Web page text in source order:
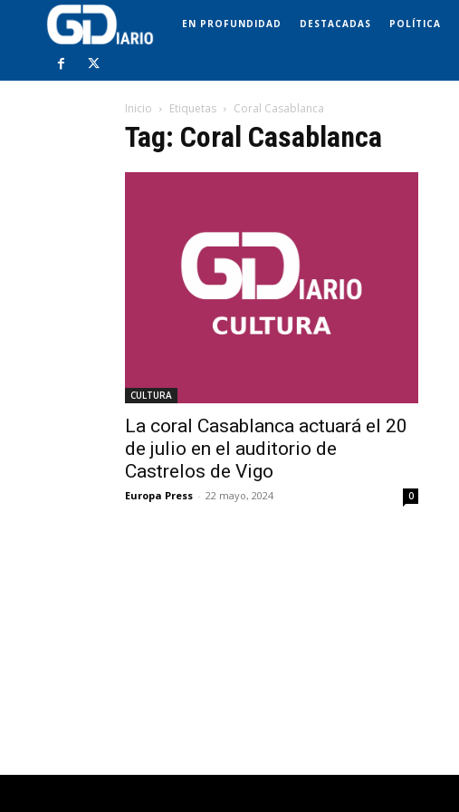
EN PROFUNDIDAD DESTACADAS POLÍTICA
Inicio Etiquetas Coral Casablanca
Tag: Coral Casablanca
CULTURA
La coral Casablanca actuará el 20
de julio en el auditorio de
Castrelos de Vigo
Europa Press - 22 mayo, 2024 0